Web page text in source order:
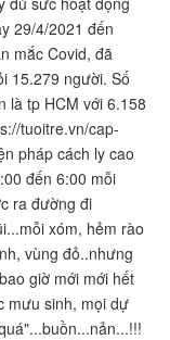
29/4/2021 đến
mắc Covid, đã
15.279 người. Số
là tp HCM với 6.158
tuoitre.vn/cap-
pháp cách ly cao
đến 6:00 mỗi
ra đường đi
xóm, hẻm rào
vùng đỏ..nhưng
giờ mới mới hết
mưu sinh, mọi dự